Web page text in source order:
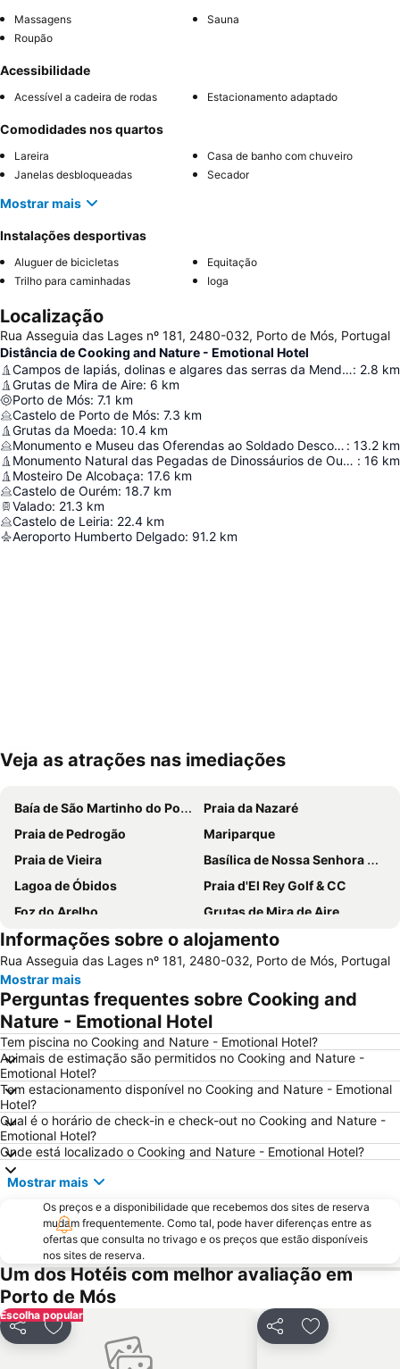
Massagens
Sauna
Roupão
Acessibilidade
Acessível a cadeira de rodas Estacionamento adaptado
Comodidades nos quartos
Lareira
Casa de banho com chuveiro
Janelas desbloqueadas
Secador
Mostrar mais
Instalações desportivas
Aluguer de bicicletas
Equitação
Trilho para caminhadas
Ioga
Localização
Rua Asseguia das Lages nº 181, 2480-032, Porto de Mós, Portugal
Distância de Cooking and Nature - Emotional Hotel
Campos de lapiás, dolinas e algares das serras da Mendiga e S. Bento: 2.8 km
Grutas de Mira de Aire: 6 km
Porto de Mós: 7.1 km
Castelo de Porto de Mós: 7.3 km
Grutas da Moeda: 10.4 km
Monumento e Museu das Oferendas ao Soldado Desconhecido : 13.2 km
Monumento Natural das Pegadas de Dinossáurios de Ourém/Torres Novas : 16 km
Mosteiro De Alcobaça: 17.6 km
Castelo de Ourém: 18.7 km
Valado: 21.3 km
Castelo de Leiria: 22.4 km
Aeroporto Humberto Delgado: 91.2 km
Ampliar mapa
Veja as atrações nas imediações
Baía de São Martinho do Porto
Praia da Nazaré
Praia de Pedrogão
Mariparque
Praia de Vieira
Basílica de Nossa Senhora do Rosário de Fátima
Lagoa de Óbidos
Praia d'El Rey Golf & CC
Foz do Arelho
Grutas de Mira de Aire
Mosteiro de Alcobaça
Buddha Eden Garden - Jardim da Paz
Praia de São Pedro de Moel
Serra do Montejunto
Salir do Porto
Castelo de Óbidos
Torre Pentagonal de Dornes
Paredes de Vitória
Capela das Apariçoes
Sítio da Nazaré
Praia d'el Rey
Estádio Municipal de Leiria
Fluvial da Aldeia do Mato
Barragem de Castelo de Bode
Da Foz do Arelho
Bom Sucesso
Castelo de Almourol
Estação Rodoviária de Fátima
Museu da Fábrica de Cimento Maceira-Lis
Praia do Bom Sucesso
Quinta Pedagógica do Cuco
Parque Vale do Ribeiro de São Pedro de Moel
Estação de Caminhos de Ferro do Entroncamento
Praça de Touros de Almeirim
Mosteiro da Batalha
Estação comboios de Leiria
Praia do Salgado
Estação de Caminhos de Ferro de Santarém
Complexo Municipal de Piscinas de Leiria
Informações sobre o alojamento
Rua Asseguia das Lages nº 181, 2480-032, Porto de Mós, Portugal
Mostrar mais
Perguntas frequentes sobre Cooking and
Nature - Emotional Hotel
Tem piscina no Cooking and Nature - Emotional Hotel?
Animais de estimação são permitidos no Cooking and Nature -
Emotional Hotel?
Tem estacionamento disponível no Cooking and Nature - Emotional
Hotel?
Qual é o horário de check-in e check-out no Cooking and Nature -
Emotional Hotel?
Onde está localizado o Cooking and Nature - Emotional Hotel?
Mostrar mais
Os preços e a disponibilidade que recebemos dos sites de reserva
mudam frequentemente. Como tal, pode haver diferenças entre as
ofertas que consulta no trivago e os preços que estão disponíveis
nos sites de reserva.
Um dos Hotéis com melhor avaliação em
Porto de Mós
Escolha popular
PartilharAdicionar aos favoritos PartilharAdicionar